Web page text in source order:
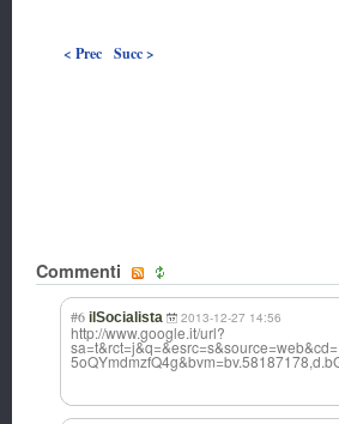
< Prec Succ >
Commenti
#6 ilSocialista 2013-12-27 14:56
http://www.google.it/url?